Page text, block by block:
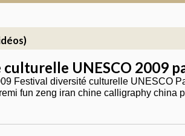
UNESCO 2009
Festival diversité culturelle UNESCO